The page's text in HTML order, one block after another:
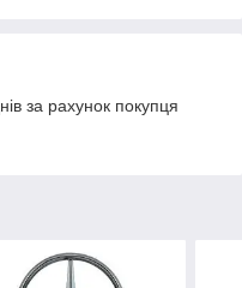
за рахунок покупця